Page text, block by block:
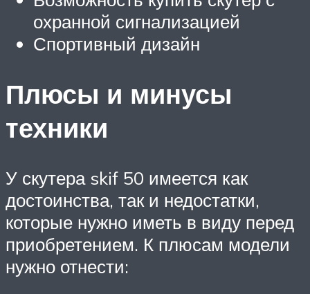
охранной сигнализацией
Спортивный дизайн
Плюсы и минусы
техники
У скутера skif 50 имеется как
достоинства, так и недостатки,
которые нужно иметь в виду перед
приобретением. К плюсам модели
нужно отнести: